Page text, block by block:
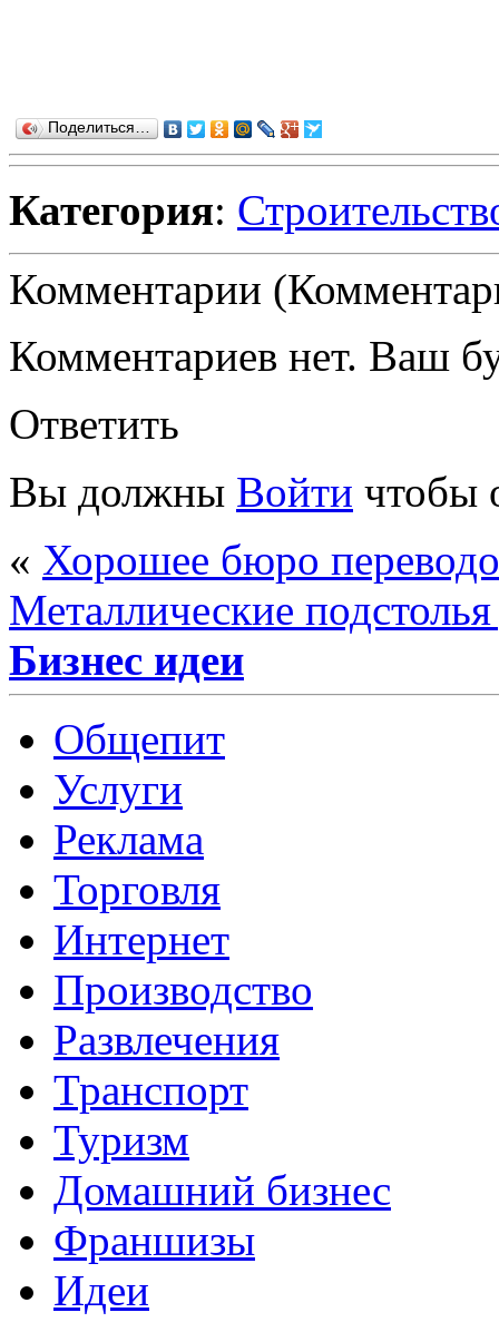
Поделиться…
Категория:
Комментарии
Комментариев нет. Ваш
Ответить
Вы должны Войти чтобы
« Хорошее бюро
Металлические
Бизнес идеи
Общепит
Услуги
Реклама
Торговля
Интернет
Производство
Развлечения
Транспорт
Туризм
Домашний бизнес
Франшизы
Идеи